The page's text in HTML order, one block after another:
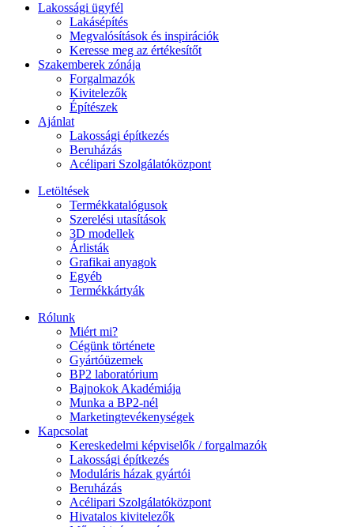
Lakossági ügyfél
Lakásépítés
Megvalósítások és inspirációk
Keresse meg az értékesítőt
Szakemberek zónája
Forgalmazók
Kivitelezők
Építészek
Ajánlat
Lakossági építkezés
Beruházás
Acélipari Szolgálatóközpont
Letöltések
Termékkatalógusok
Szerelési utasítások
3D modellek
Árlisták
Grafikai anyagok
Egyéb
Termékkártyák
Rólunk
Miért mi?
Cégünk története
Gyártóüzemek
BP2 laboratórium
Bajnokok Akadémiája
Munka a BP2-nél
Marketingtevékenységek
Kapcsolat
Kereskedelmi képviselők / forgalmazók
Lakossági építkezés
Moduláris házak gyártói
Beruházás
Acélipari Szolgálatóközpont
Hivatalos kivitelezők